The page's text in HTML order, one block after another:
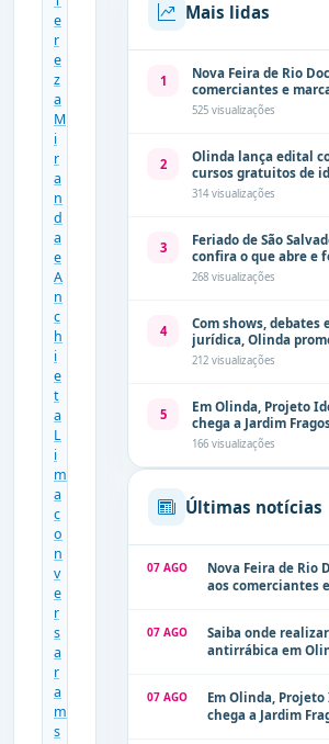
Mais lidas
1
Nova Feira de Rio
comerciantes e
modernização dos
525 visualizações
2
Olinda lança edital
cursos gratuitos de
comunicação
314 visualizações
3
Feriado de São
confira o que abre e
268 visualizações
4
Com shows, debates
jurídica, Olinda
de combate à
neste sábado (8)
212 visualizações
5
Em Olinda, Projeto
chega a Jardim
166 visualizações
Últimas notícias
07 AGO
Nova Feira de Rio
aos comerciantes
07 AGO
Saiba onde
antirrábica em
07 AGO
Em Olinda,
chega a Jardim